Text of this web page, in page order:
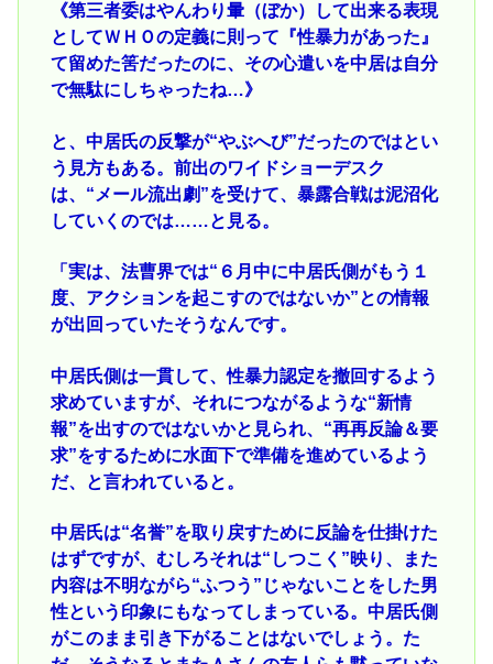
《第三者委はやんわり暈（ぼか）して出来る表現
としてＷＨＯの定義に則って『性暴力があった』
て留めた筈だったのに、その心遣いを中居は自分
で無駄にしちゃったね…》
と、中居氏の反撃が“やぶへび”だったのではとい
う見方もある。前出のワイドショーデスク
は、“メール流出劇”を受けて、暴露合戦は泥沼化
していくのでは……と見る。
「実は、法曹界では“６月中に中居氏側がもう１
度、アクションを起こすのではないか”との情報
が出回っていたそうなんです。
中居氏側は一貫して、性暴力認定を撤回するよう
求めていますが、それにつながるような“新情
報”を出すのではないかと見られ、“再再反論＆要
求”をするために水面下で準備を進めているよう
だ、と言われていると。
中居氏は“名誉”を取り戻すために反論を仕掛けた
はずですが、むしろそれは“しつこく”映り、また
内容は不明ながら“ふつう”じゃないことをした男
性という印象にもなってしまっている。中居氏側
がこのまま引き下がることはないでしょう。た